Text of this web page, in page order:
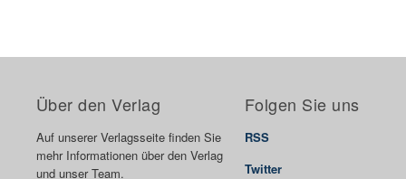
Über den Verlag
Auf unserer Verlagsseite finden Sie
mehr Informationen über den Verlag
und unser Team.
Folgen Sie uns
RSS
Twitter